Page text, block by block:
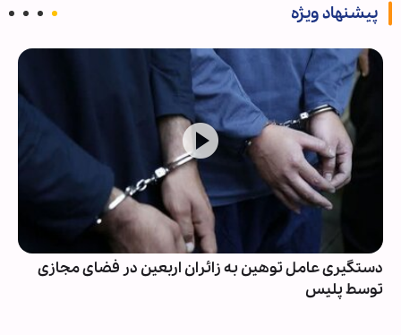
پیشنهاد ویژه
دستگیری عامل توهین به زائران اربعین در فضای مجازی
توسط پلیس